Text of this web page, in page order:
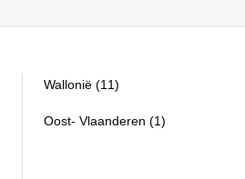
Wallonië (11)
Oost- Vlaanderen (1)